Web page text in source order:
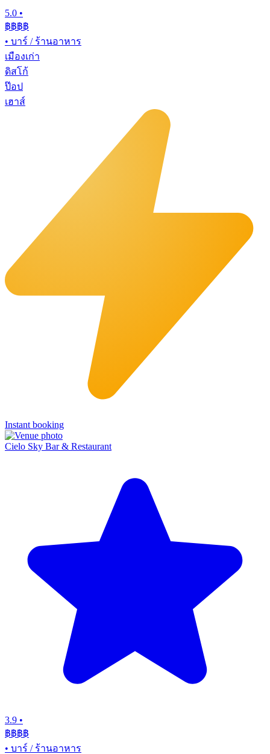
5.0 •
฿฿฿฿
• บาร์ / ร้านอาหาร
เมืองเก่า
ดิสโก้
ป๊อป
เฮาส์
Instant booking
Cielo Sky Bar & Restaurant
3.9 •
฿฿฿฿
• บาร์ / ร้านอาหาร